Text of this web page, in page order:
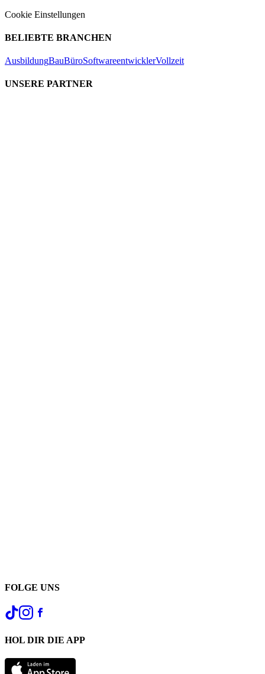
Cookie Einstellungen
BELIEBTE BRANCHEN
AusbildungBauBüroSoftwareentwicklerVollzeit
UNSERE PARTNER
FOLGE UNS
HOL DIR DIE APP